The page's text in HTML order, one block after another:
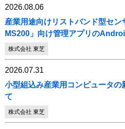
2026.08.06
産業用途向けリストバンド型セ
MS200」向け管理アプリの
株式会社 東芝
2026.07.31
小型組込み産業用コンピュータの
て
株式会社 東芝